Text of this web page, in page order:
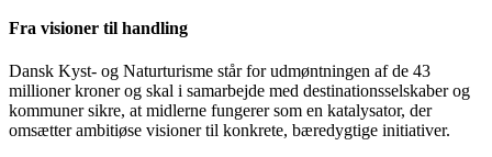
Fra visioner til handling
Dansk Kyst- og Naturturisme står for udmøntningen af de 43
millioner kroner og skal i samarbejde med destinationsselskaber og
kommuner sikre, at midlerne fungerer som en katalysator, der
omsætter ambitiøse visioner til konkrete, bæredygtige initiativer.